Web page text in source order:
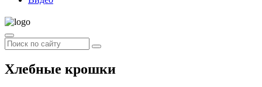
Хлебные крошки